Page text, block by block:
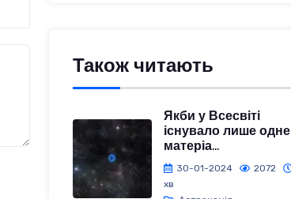
Також читають
Якби у Всесвіті
існувало лише одне
матеріа...
30-01-2024 2072
хв